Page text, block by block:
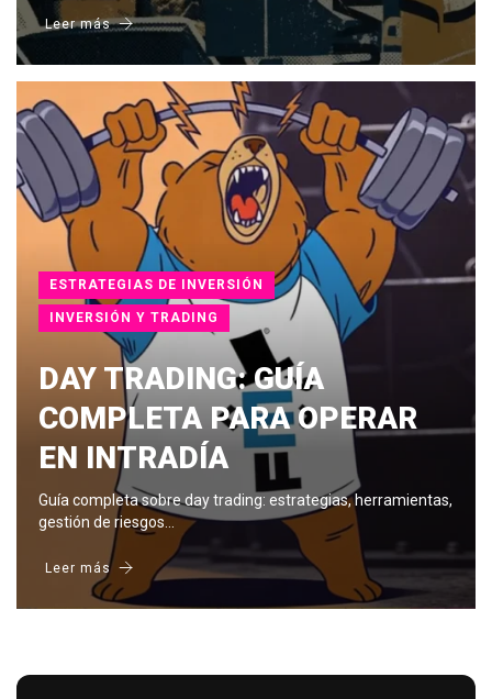
Leer más
ESTRATEGIAS DE INVERSIÓN
INVERSIÓN Y TRADING
DAY TRADING: GUÍA
COMPLETA PARA OPERAR
EN INTRADÍA
Guía completa sobre day trading: estrategias, herramientas,
gestión de riesgos…
Leer más